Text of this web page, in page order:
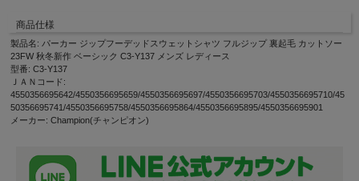
商品仕様
製品名: パーカー ジップフーデッドスウェットシャツ フルジップ 裏起毛 カットソー
23FW 秋冬新作 ベーシック C3-Y137 メンズ レディース
型番: C3-Y137
ＪＡＮコード:
4550356695642/4550356695659/4550356695697/4550356695703/4550356695710/45
50356695741/4550356695758/4550356695864/4550356695895/4550356695901
メーカー: Champion(チャンピオン)